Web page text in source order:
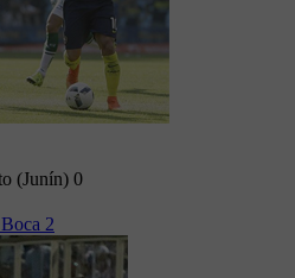
(Junín) 0
2